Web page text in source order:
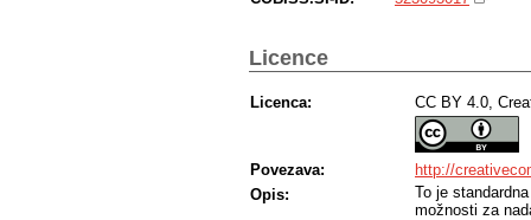
Licence
Licenca: CC BY 4.0,
Povezava:
http://
Opis:
To je
možnosti za